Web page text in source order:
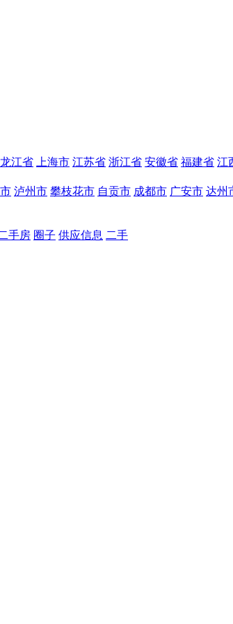
江省 上海市 江苏省 浙江省 安徽省 福建省 江
泸州市 攀枝花市 自贡市 成都市 广安市 达州
手房 圈子 供应信息 二手